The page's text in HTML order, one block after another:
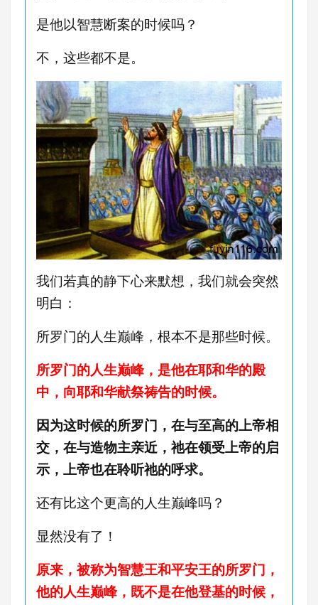
是他以智慧断案的时候吗？
不，这些都不是。
我们若真的静下心来默想，我们就会突然
明白：
所罗门的人生巅峰，根本不是那些时候。
所罗门的人生巅峰，是他在耶和华的殿
中，向耶和华献祭祷告的时候。
因为这时候的所罗门，在与至高的上帝相
交，在与造物主亲近，祂在领受上帝的启
示，上帝也在聆听祂的呼求。
还有比这个更高的人生巅峰吗？
显然没有了！
原来，被称为智慧王和平安王的所罗门，
他的人生巅峰，既不是在他登基的时候，